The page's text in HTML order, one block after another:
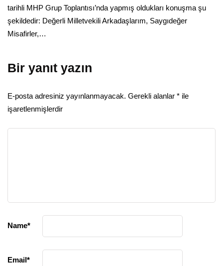
tarihli MHP Grup Toplantısı’nda yapmış oldukları konuşma şu
şekildedir: Değerli Milletvekili Arkadaşlarım, Saygıdeğer
Misafirler,…
Bir yanıt yazın
E-posta adresiniz yayınlanmayacak. Gerekli alanlar * ile
işaretlenmişlerdir
Name*
Email*